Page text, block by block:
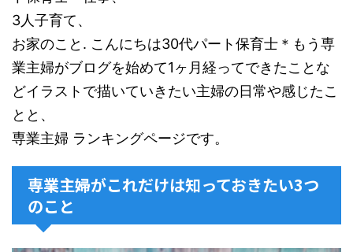
3人子育て、
お家のこと. こんにちは30代パート保育士＊もう専
業主婦がブログを始めて1ヶ月経ってできたことな
どイラストで描いていきたい主婦の日常や感じたこ
とと、
専業主婦 ランキングページです。
専業主婦がこれだけは知っておきたい3つ
のこと